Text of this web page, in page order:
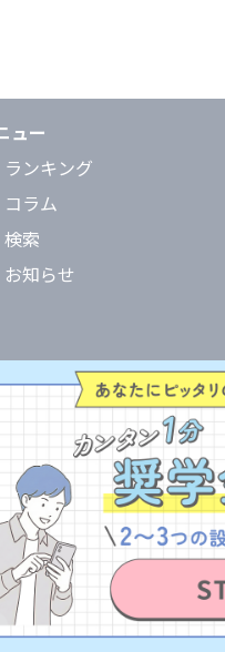
ュー
ランキング
コラム
検索
お知らせ